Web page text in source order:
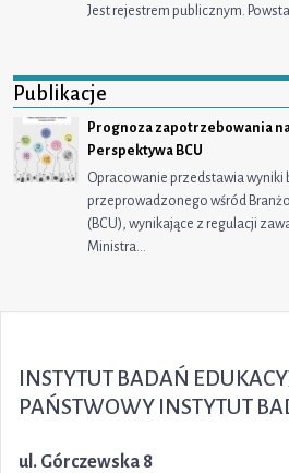
Jest rejestrem publicznym.
Publikacje
Prognoza zapotrzebowania
Perspektywa BCU
Opracowanie przedstawia
przeprowadzonego wśród
(BCU), wynikające z regulacji
Ministra…
INSTYTUT BADAŃ
PAŃSTWOWY INSTYTUT
ul. Górczewska 8